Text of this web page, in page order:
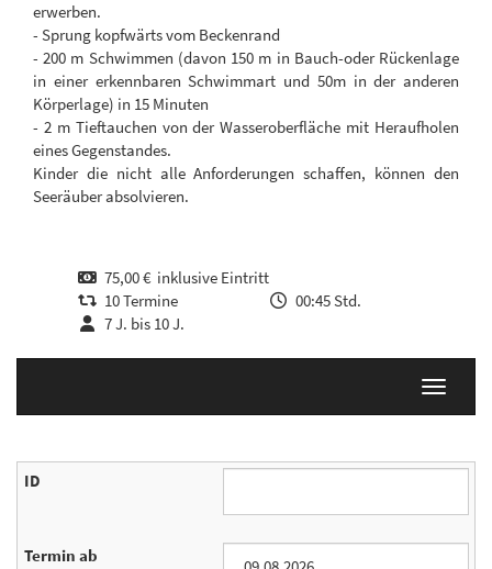
erwerben.
- Sprung kopfwärts vom Beckenrand
- 200 m Schwimmen (davon 150 m in Bauch-oder Rückenlage
in einer erkennbaren Schwimmart und 50m in der anderen
Körperlage) in 15 Minuten
- 2 m Tieftauchen von der Wasseroberfläche mit Heraufholen
eines Gegenstandes.
Kinder die nicht alle Anforderungen schaffen, können den
Seeräuber absolvieren.
75,00 € inklusive Eintritt
10 Termine
00:45 Std.
7 J. bis 10 J.